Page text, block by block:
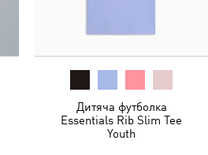
Дитяча футболка
Essentials Rib Slim Tee
Youth